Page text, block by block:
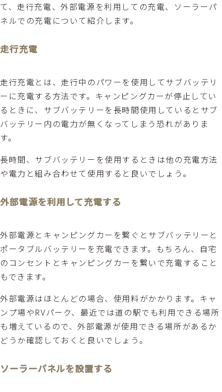
て、走行充電、外部電源を利用しての充電、ソーラーパ
ネルでの充電について紹介します。
走行充電
走行充電とは、走行中のパワーを使用してサブバッテリ
ーに充電する方法です。キャンピングカーが停止してい
るときに、サブバッテリーを長時間使用しているとサブ
バッテリー内の電力が無くなってしまう恐れがありま
す。
長時間、サブバッテリーを使用するときは他の充電方法
や電力と組み合わせて使用すると良いでしょう。
外部電源を利用して充電する
外部電源とキャンピングカーを繋ぐとサブバッテリーと
ポータブルバッテリーを充電できます。もちろん、自宅
のコンセントとキャンピングカーを繋いで充電すること
もできます。
外部電源はほとんどの場合、使用料がかかります。キャ
ンプ場やRVパーク、最近では道の駅でも利用できる場所
も増えているので、外部電源が使用できる場所があるか
どうか確認しておくと良いでしょう。
ソーラーパネルを設置する